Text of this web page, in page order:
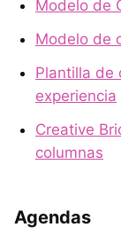
Modelo de
Modelo de
Plantilla de
experiencia
Creative
columnas
Agendas